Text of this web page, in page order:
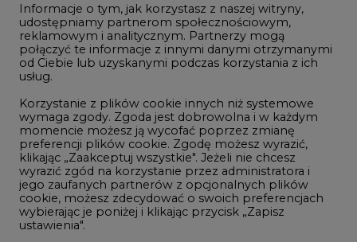
Gospodarka
Geopolityka
LTE450
Innowacje i AI
Telekomunikacja i IT
Handel emisjami CO2
Wodór
Górnictwo
Informacje o tym, jak korzystasz z naszej witryny,
udostępniamy partnerom społecznościowym,
reklamowym i analitycznym. Partnerzy mogą
połączyć te informacje z innymi danymi otrzymanymi
od Ciebie lub uzyskanymi podczas korzystania z ich
usług.
Korzystanie z plików cookie innych niż systemowe
wymaga zgody. Zgoda jest dobrowolna i w każdym
momencie możesz ją wycofać poprzez zmianę
preferencji plików cookie. Zgodę możesz wyrazić,
klikając „Zaakceptuj wszystkie". Jeżeli nie chcesz
wyrazić zgód na korzystanie przez administratora i
jego zaufanych partnerów z opcjonalnych plików
cookie, możesz zdecydować o swoich preferencjach
wybierając je poniżej i klikając przycisk „Zapisz
ustawienia".